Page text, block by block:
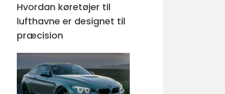
Hvordan køretøjer til
lufthavne er designet til
præcision